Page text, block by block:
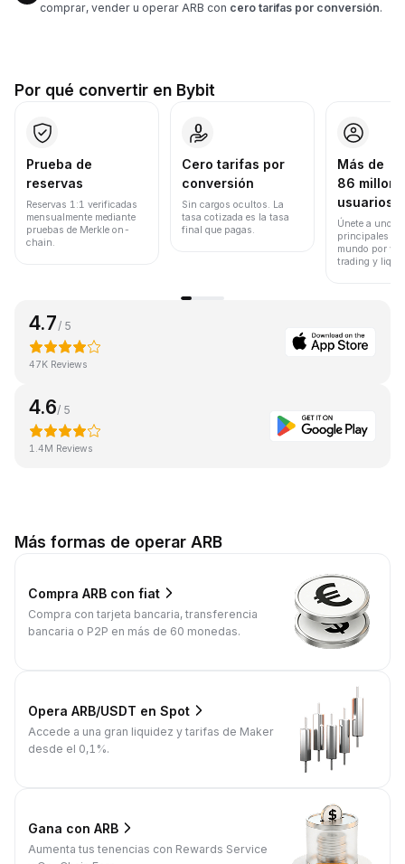
comprar, vender u operar ARB con cero tarifas por conversión.
Por qué convertir en Bybit
Prueba de
reservas
Reservas 1:1 verificadas
mensualmente mediante
pruebas de Merkle on-
chain.
Cero tarifas por
conversión
Sin cargos ocultos. La
tasa cotizada es la tasa
final que pagas.
Más de
86
usuarios
Únete a uno
principales
mundo por
trading y
4.7/ 5
47K Reviews
4.6/ 5
1.4M Reviews
Más formas de operar ARB
Compra ARB con fiat
Compra con tarjeta bancaria, transferencia
bancaria o P2P en más de 60 monedas.
Opera ARB/USDT en Spot
Accede a una gran liquidez y tarifas de Maker
desde el 0,1%.
Gana con ARB
Aumenta tus tenencias con Rewards Service